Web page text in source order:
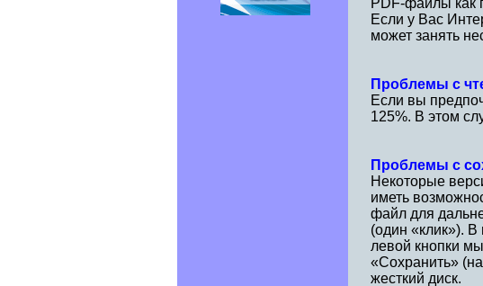
PDF-файлы как
Если у Вас
может занять
Проблемы с
Если вы
125%. В этом
Проблемы с
Некоторые
иметь
файл для
(один «клик»).
левой кнопки
«Сохранить»
жесткий диск.